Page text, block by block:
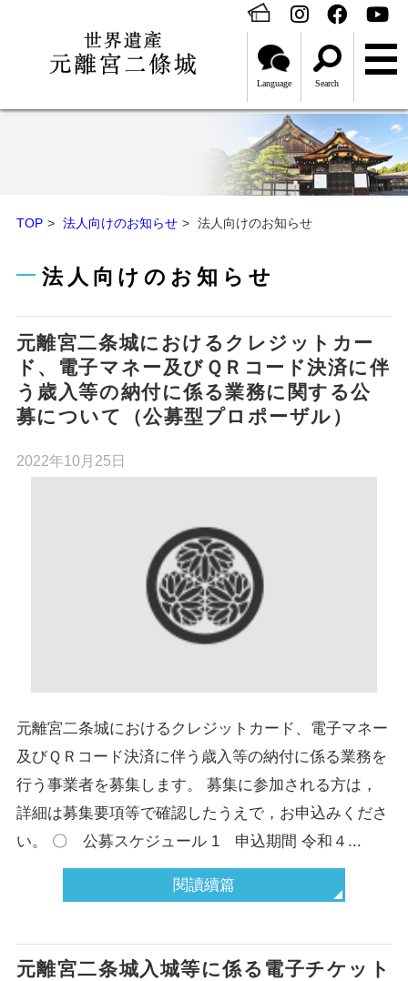
Language Search
TOP 法人向けのお知らせ 法人向けのお知らせ
法人向けのお知らせ
元離宮二条城におけるクレジットカー
ド、電子マネー及びＱＲコード決済に伴
う歳入等の納付に係る業務に関する公
募について（公募型プロポーザル）
2022年10月25日
元離宮二条城におけるクレジットカード、電子マネー
及びＱＲコード決済に伴う歳入等の納付に係る業務を
行う事業者を募集します。 募集に参加される方は，
詳細は募集要項等で確認したうえで，お申込みくださ
い。 〇 公募スケジュール 1 申込期間 令和４...
閱讀續篇
元離宮二条城入城等に係る電子チケット